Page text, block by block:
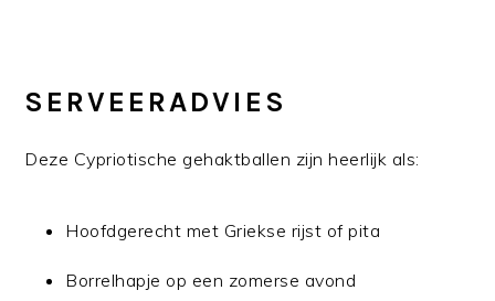
SERVEERADVIES
Deze Cypriotische gehaktballen zijn heerlijk als:
Hoofdgerecht met Griekse rijst of pita
Borrelhapje op een zomerse avond